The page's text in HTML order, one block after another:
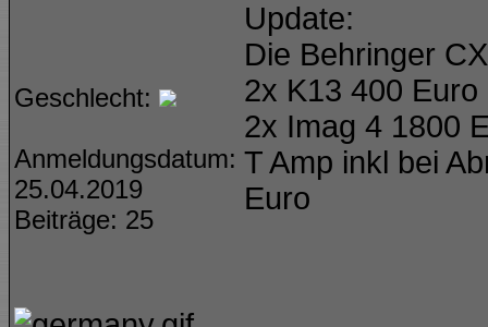
Geschlecht:
Anmeldungsdatum:
25.04.2019
Beiträge: 25
Update:
Die Behringer
2x K13 400 Euro
2x Imag 4 1800
T Amp inkl bei
Euro